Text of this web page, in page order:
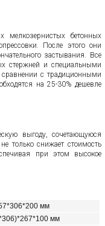
мелкозернистых бетонных
После этого они
застывания. Все
стержней и специальными
с традиционными
на 25-30% дешевле
выгоду, сочетающуюся
только снижает стоимость
при этом высокое
мм
мм